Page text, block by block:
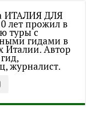
ИТАЛИЯ ДЛЯ
лет прожил в
туры с
гидами в
Италии. Автор
журналист.